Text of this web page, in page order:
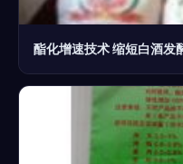
酯化增速技术 缩短白酒发